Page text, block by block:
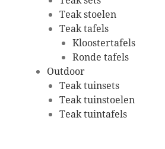
Teak stoelen
Teak tafels
Kloostertafels
Ronde tafels
Outdoor
Teak tuinsets
Teak tuinstoelen
Teak tuintafels